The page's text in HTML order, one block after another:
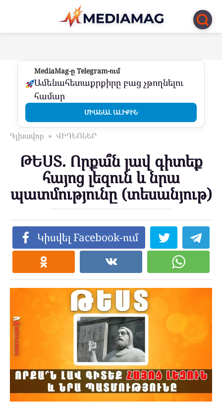
Перейти
контенту
MediaMag-ը Telegram-ում
Ամենահետաքրքիրը բաց չթողնելու
համար
ՄԻԱՆԱԼ ԱԼԻՔԻՆ
Գլխավոր » ՎԻԴԵՈՆԵՐ
ԹԵՍՏ. Որքա՞ն լավ գիտեք
հայոց լեզուն և նրա
պատմությունը (տեսանյութ)
Կիսվել Facebook-ում